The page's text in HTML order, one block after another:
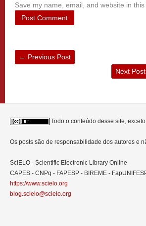
Save my name, email, and website in
← Previous Post
Next Post
Todo o conteúdo desse site,
Os posts são de responsabilidade dos autores e
SciELO - Scientific Electronic Library Online
CAPES - CNPq - FAPESP - BIREME -
https://www.scielo.org
blog.scielo@scielo.org